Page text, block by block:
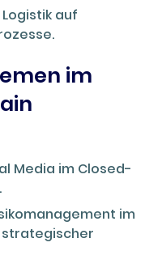
auf
im
Media im Closed-
im
strategischer